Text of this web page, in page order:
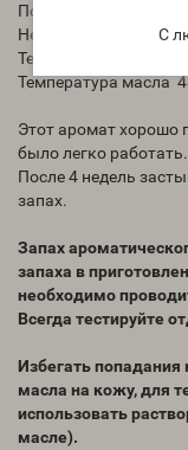
С
Поведение в мыле с
Нет ускорения, не
Температура
Температура масла
Этот аромат хорошо
было легко работать.
После 4 недель
запах.
Запах
запаха в
необходимо
Всегда тестируйте
Избегать попадания
масла на кожу, для
использовать
масле).